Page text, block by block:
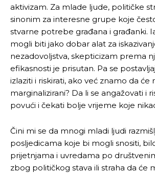
aktivizam. Za mlade ljude, političke
sinonim za interesne grupe koje
stvarne potrebe građana i građanki.
mogli biti jako dobar alat za
nezadovoljstva, skepticizam prema
efikasnosti je prisutan. Pa se
izlaziti i riskirati, ako već znamo da će
marginalizirani? Da li se angažovati i
povući i čekati bolje vrijeme koje
Čini mi se da mnogi mladi ljudi
posljedicama koje bi mogli snositi,
prijetnjama i uvredama po
zbog političkog stava ili straha da će